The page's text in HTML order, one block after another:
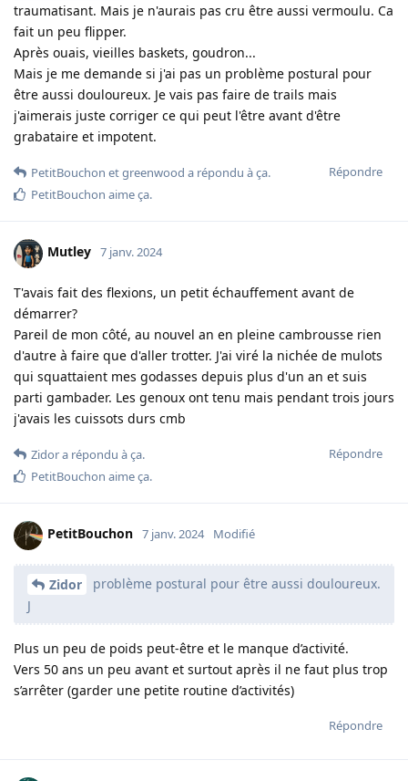
traumatisant. Mais je n'aurais pas cru être aussi vermoulu. Ca
fait un peu flipper.
Après ouais, vieilles baskets, goudron...
Mais je me demande si j'ai pas un problème postural pour
être aussi douloureux. Je vais pas faire de trails mais
j'aimerais juste corriger ce qui peut l'être avant d'être
grabataire et impotent.
Répondre
PetitBouchon etgreenwood a répondu à ça.
PetitBouchon aime ça.
Mutley 7 janv. 2024
T'avais fait des flexions, un petit échauffement avant de
démarrer?
Pareil de mon côté, au nouvel an en pleine cambrousse rien
d'autre à faire que d'aller trotter. J'ai viré la nichée de mulots
qui squattaient mes godasses depuis plus d'un an et suis
parti gambader. Les genoux ont tenu mais pendant trois jours
j'avais les cuissots durs cmb
Répondre
Zidora répondu à ça.
PetitBouchon aime ça.
PetitBouchon 7 janv. 2024 Modifié
Zidor
problème postural pour être aussi douloureux.
J
Plus un peu de poids peut-être et le manque d’activité.
Vers 50 ans un peu avant et surtout après il ne faut plus trop
s’arrêter (garder une petite routine d’activités)
Répondre